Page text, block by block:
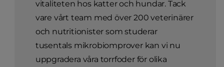
vitaliteten hos katter och hundar. Tack
vare vårt team med över 200 veterinärer
och nutritionister som studerar
tusentals mikrobiomprover kan vi nu
uppgradera våra torrfoder för olika